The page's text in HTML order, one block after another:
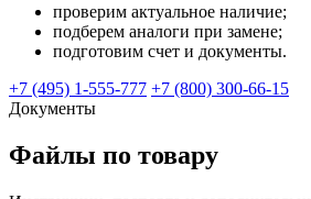
проверим актуальное наличие;
подберем аналоги при замене;
подготовим счет и документы.
+7 (495) 1-555-777 +7 (800) 300-66-15
Документы
Файлы по товару